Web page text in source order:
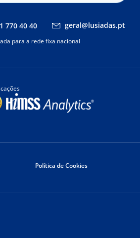
770 40 40 geral@lusiadas.pt
para a rede fixa nacional
Política de Cookies